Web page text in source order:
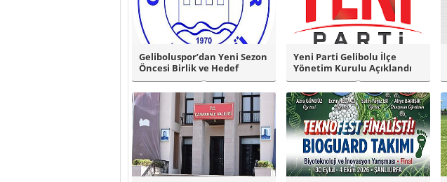
Geliboluspor’dan Yeni Sezon
Öncesi Birlik ve Hedef
Vurgusu..
Yeni Parti Gelibolu İlçe
Yönetim Kurulu Açıklandı